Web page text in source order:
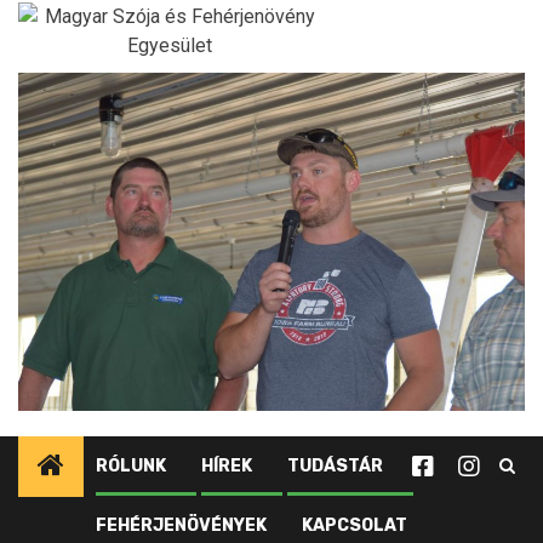
Ugrás
tartalomhoz
RÓLUNK HÍREK TUDÁSTÁR
FEHÉRJENÖVÉNYEK KAPCSOLAT
Kezdőlap
Újdonságok tagjainknak